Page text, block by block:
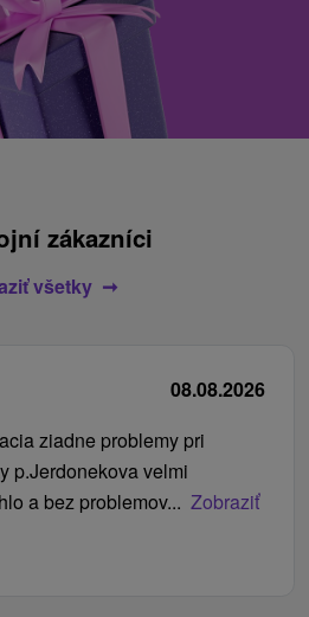
zákazníci
všetky
08.08.2026
ziadne problemy pri
p.Jerdonekova velmi
a bez problemov... Zobraziť